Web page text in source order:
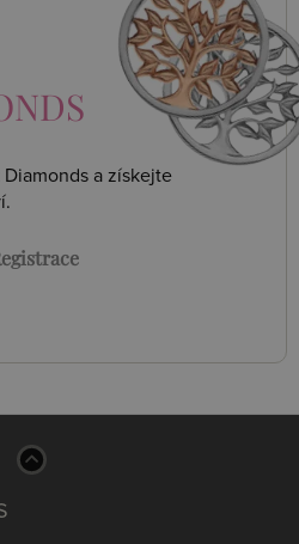
a získejte